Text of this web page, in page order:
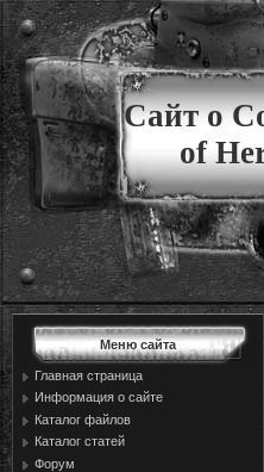
Сайт о
of
Меню сайта
Главная страница
Информация о сайте
Каталог файлов
Каталог статей
Форум